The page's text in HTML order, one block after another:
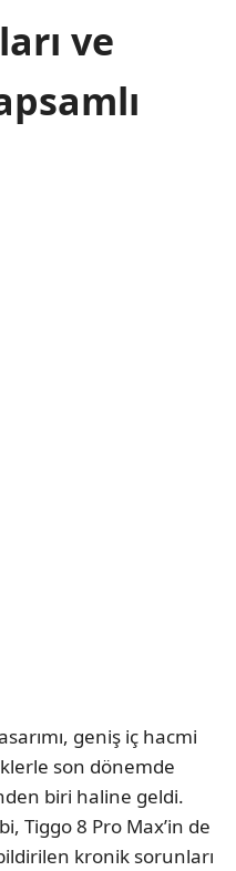
ve
geniş iç hacmi
son dönemde
biri haline geldi.
Tiggo 8 Pro Max’in de
kronik sorunları